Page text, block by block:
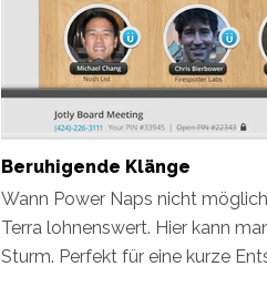
Beruhigende Klänge
Wann Power Naps nicht
Terra lohnenswert. Hier kann
Sturm. Perfekt für eine kurze